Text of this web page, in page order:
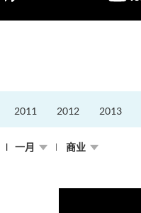
2011 2012 2013
一月 商业